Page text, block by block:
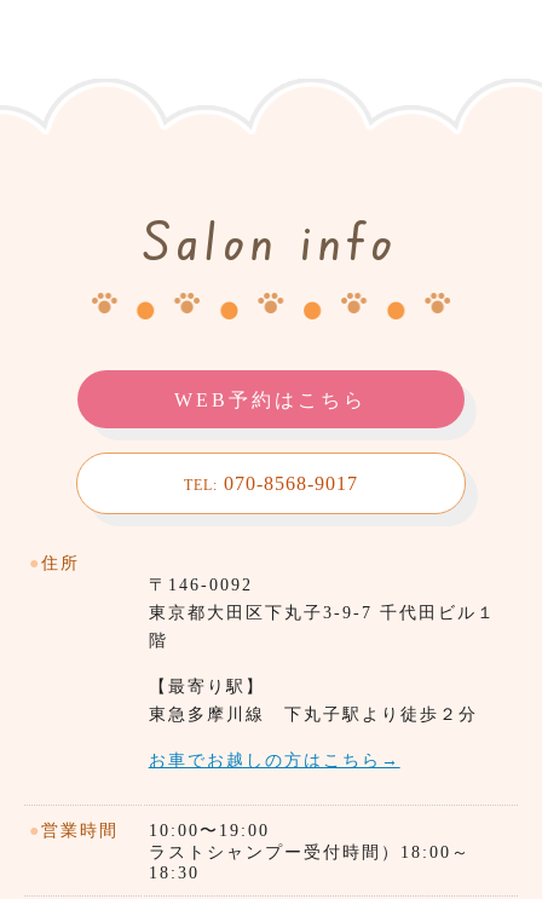
Salon info
WEB予約はこちら
TEL: 070-8568-9017
● 住所
〒146-0092
東京都⼤田区下丸子3-9-7 千代田ビル１
階
【最寄り駅】
東急多摩川線 下丸子駅より徒歩２分
お車でお越しの方はこちら→
● 営業時間
10:00〜19:00
ラストシャンプー受付時間）18:00～
18:30